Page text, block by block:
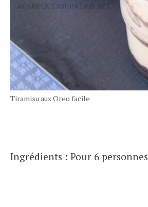
Tiramisu aux Oreo facile
Ingrédients : Pour 6 personnes